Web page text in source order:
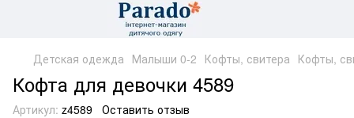
Детская одежда Малыши 0-2 Кофты, свитера Кофты,
Кофта для девочки 4589
Артикул: z4589 Оставить отзыв